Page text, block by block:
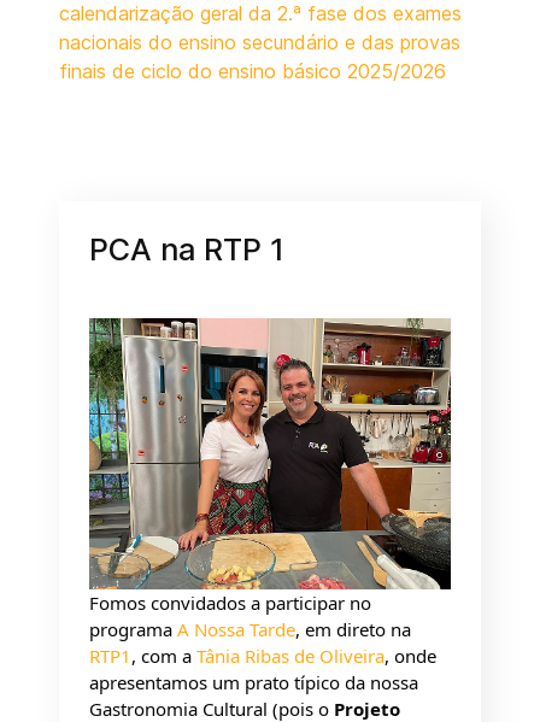
calendarização geral da 2.ª fase dos exames
nacionais do ensino secundário e das provas
finais de ciclo do ensino básico 2025/2026
PCA na RTP 1
Fomos convidados a participar no
programa A Nossa Tarde
RTP1 , com a Tânia Ribas de Oliveira, onde
apresentamos um prato típico da nossa
Gastronomia Cultural (pois o Projeto